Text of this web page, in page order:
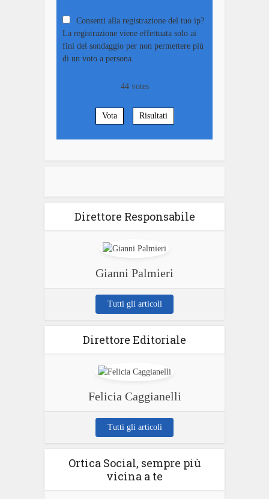
Consenti alla registrazione del tuo ip?
La registrazione viene effettuata solo ai
fini del sondaggio per non permettere più
di un voto a persona.
44votes
Vota Risultati
Direttore Responsabile
Gianni Palmieri
Tutti gli articoli
Direttore Editoriale
Felicia Caggianelli
Tutti gli articoli
Ortica Social, sempre più
vicina a te